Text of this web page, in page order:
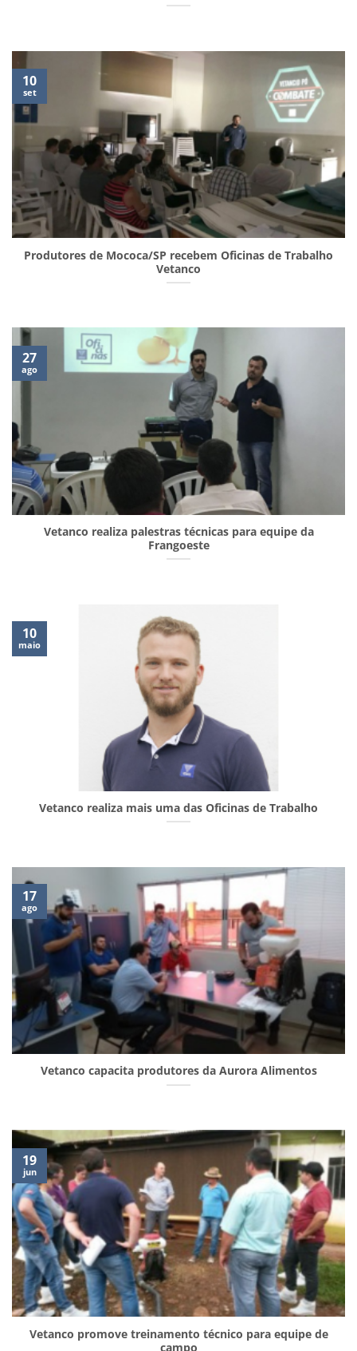
Produtores de Mococa/SP recebem Oficinas de Trabalho
Vetanco
10
set
Vetanco realiza palestras técnicas para equipe da
Frangoeste
27
ago
Vetanco realiza mais uma das Oficinas de Trabalho
10
maio
Vetanco capacita produtores da Aurora Alimentos
17
ago
Vetanco promove treinamento técnico para equipe de
campo
19
jun